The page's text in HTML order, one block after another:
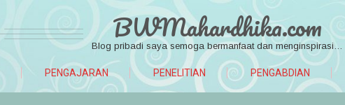
BWMahardhika.com
Blog pribadi saya semoga bermanfaat dan menginspirasi…
PENGAJARAN PENELITIAN PENGABDIAN